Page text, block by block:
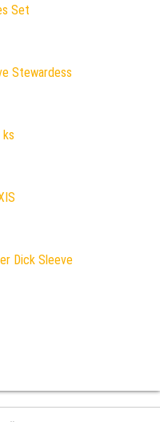
Set
Stewardess
ks
Dick Sleeve